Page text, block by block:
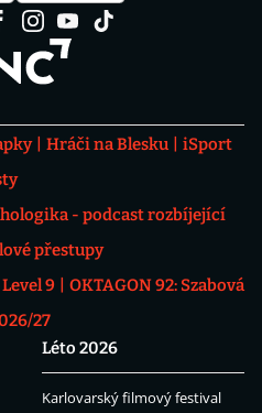
Hráči na Blesku
iSport
- podcast rozbíjející
přestupy
9
OKTAGON 92: Szabová
27
Léto 2026
Karlovarský filmový festival